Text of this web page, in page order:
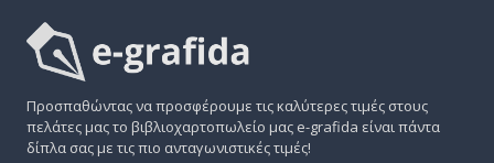
Προσπαθώντας να προσφέρουμε τις καλύτερες τιμές στους
πελάτες μας το βιβλιοχαρτοπωλείο μας e-grafida είναι πάντα
δίπλα σας με τις πιο ανταγωνιστικές τιμές!